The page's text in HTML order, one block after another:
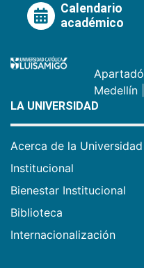
Calendario
académico
Apartadó
Medellín
LA UNIVERSIDAD
Acerca de la Universidad
Institucional
Bienestar Institucional
Biblioteca
Internacionalización